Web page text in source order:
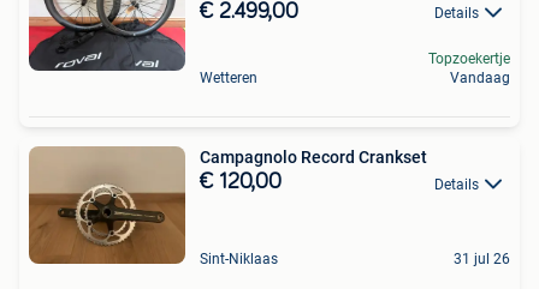
€ 2.499,00 Details
Wetteren
Topzoekertje
Vandaag
Campagnolo Record Crankset
€ 120,00 Details
Sint-Niklaas 31 jul 26